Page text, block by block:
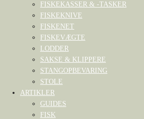
FISKEKASSER & -TASKER
FISKEKNIVE
FISKENET
FISKEVÆGTE
LODDER
SAKSE & KLIPPERE
STANGOPBEVARING
STOLE
ARTIKLER
GUIDES
FISK